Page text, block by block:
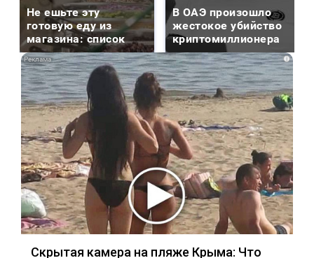
Не ешьте эту
готовую еду из
магазина: список
В ОАЭ произошло
жестокое убийство
криптомиллионера
i
Скрытая камера на пляже Крыма: Что